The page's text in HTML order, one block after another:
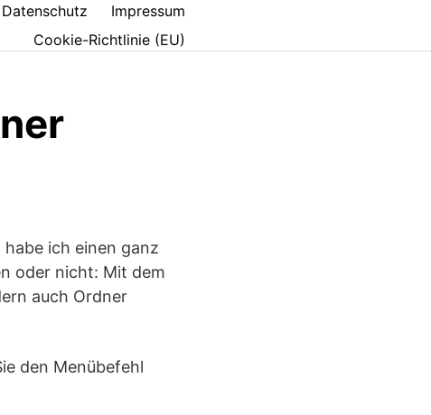
Datenschutz
Impressum
Cookie-Richtlinie (EU)
ich einen ganz
oder nicht: Mit dem
auch Ordner
den Menübefehl